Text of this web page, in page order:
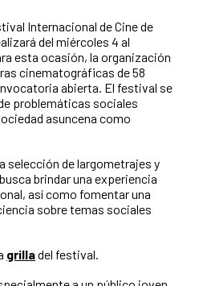
Internacional de Cine de
del miércoles 4 al
esta ocasión, la organización
cinematográficas de 58
abierta. El festival se
problemáticas sociales
asuncena como
selección de largometrajes y
brindar una experiencia
así como fomentar una
sobre temas sociales
grilladel festival.